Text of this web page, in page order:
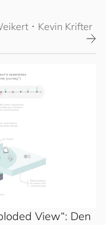
･ Kevin Krifter
View“: Den